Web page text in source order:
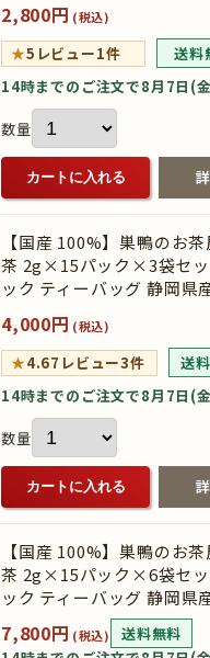
2,800円 (税込)
★5 レビュー1件
送料
14時までのご注文で8月7日(
数量
カートに入れる
【国産 100%】巣鴨のお
茶 2g×15パック×3袋セッ
ック ティーバッグ 静岡県
4,000円 (税込)
★4.67 レビュー3件
送
14時までのご注文で8月7日(
数量
カートに入れる
【国産 100%】巣鴨のお
茶 2g×15パック×6袋セッ
ック ティーバッグ 静岡県
7,800円 (税込)
送料無料